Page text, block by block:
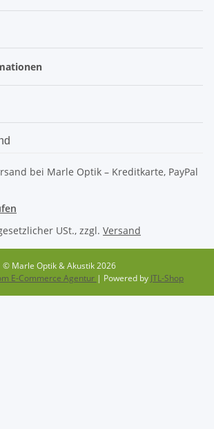
USt., zzgl. Versand
© Marle Optik & Akustik 2026
E-Commerce Agentur | Powered by JTL-Shop